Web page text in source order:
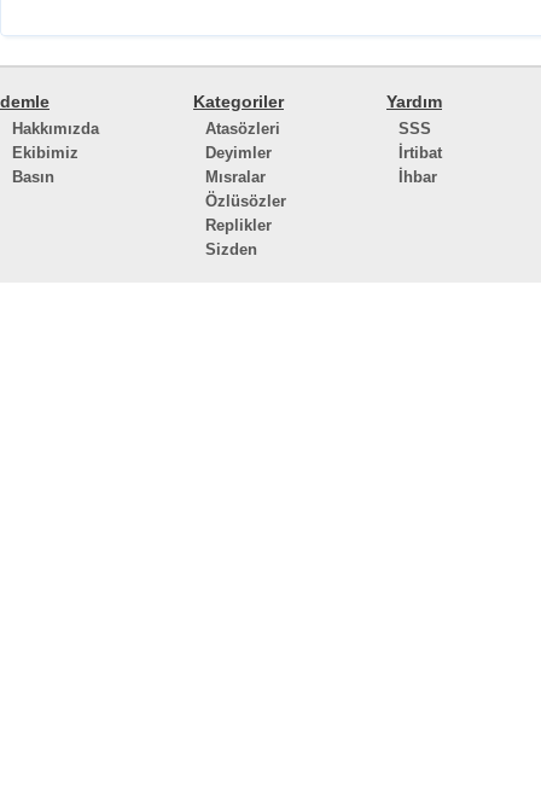
demle
Hakkımızda
Ekibimiz
Basın
Kategoriler
Atasözleri
Deyimler
Mısralar
Özlüsözler
Replikler
Sizden
Yardım
SSS
İrtibat
İhbar